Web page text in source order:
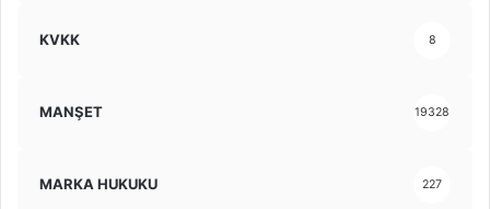
KVKK 8
MANŞET 19328
MARKA HUKUKU 227